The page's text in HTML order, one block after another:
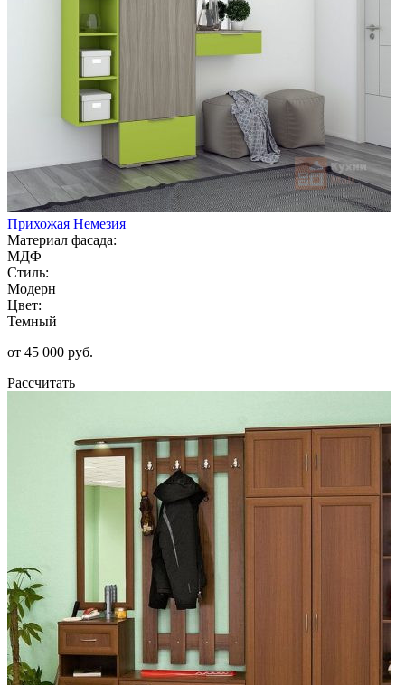
Прихожая Немезия
Материал фасада:
МДФ
Стиль:
Модерн
Цвет:
Темный
от 45 000 руб.
Рассчитать